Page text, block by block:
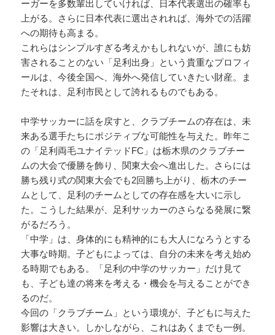
ーガーを多数輩出していければ、日本代表選出の確率も
上がる。さらに日本代表に選出されれば、海外での活躍
への期待も高まる。
これらはシンプルすぎる考えかもしれないが、誰にも妨
害されることのない「足利出身」という貴重なプロフィ
ールは、今後全国へ、海外へ発信していきたい財産。ま
たそれは、足利市民として誇れるものでもある。
中学サッカーに話を戻すと、クラブチームの存在は、未
来ある選手たちにポジティブな可能性を与えた。昨年こ
の「足利両毛ユナイテッドFC」は栃木県のクラブチー
ムの大会で優勝を飾り、関東大会へ進出した。さらには
勝ち残り式の関東大会でも2回勝ち上がり、栃木のチー
ムとして、足利のチームとしての存在感を大いに示し
た。こうした結果が、足利サッカーのさらなる発展に繋
がるだろう。
「中学」は、身体的にも精神的にも大人になろうとする
大事な時期。子どもによっては、自分の未来を考え始め
る時期でもある。「足利の中学のサッカー」だけ見て
も、子ども達の将来を考える・機会を与えることができ
るのだ。
今回の「クラブチーム」という環境が、子どもに与えた
影響は大きい。しかしながら、これはあくまでも一例。